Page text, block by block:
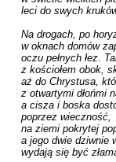
leci do swych
Na drogach, po
w oknach domów
oczu pełnych łez.
z kościołem obok,
aż do Chrystusa,
z otwartymi dłońmi
a cisza i boska
poprzez wieczność,
na ziemi pokrytej
a jego dwie dziwnie
wydają się być